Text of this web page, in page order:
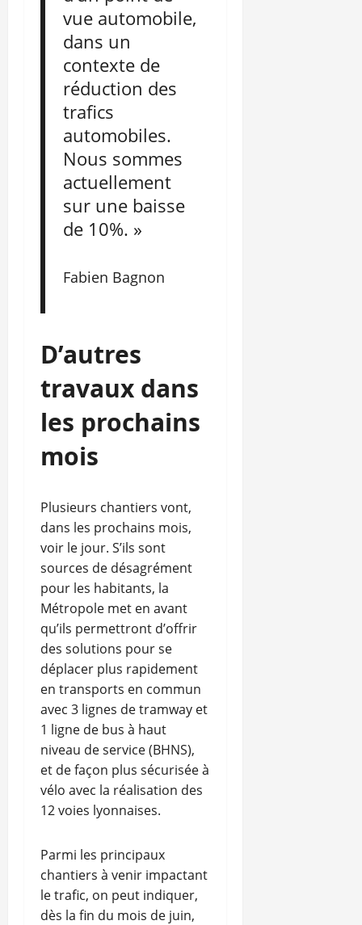
vue automobile,
dans un
contexte de
réduction des
trafics
automobiles.
Nous sommes
actuellement
sur une baisse
de 10%. »
Fabien Bagnon
D’autres
travaux dans
les prochains
mois
Plusieurs chantiers vont,
dans les prochains mois,
voir le jour. S’ils sont
sources de désagrément
pour les habitants, la
Métropole met en avant
qu’ils permettront d’offrir
des solutions pour se
déplacer plus rapidement
en transports en commun
avec 3 lignes de tramway et
1 ligne de bus à haut
niveau de service (BHNS),
et de façon plus sécurisée à
vélo avec la réalisation des
12 voies lyonnaises.
Parmi les principaux
chantiers à venir impactant
le trafic, on peut indiquer,
dès la fin du mois de juin,